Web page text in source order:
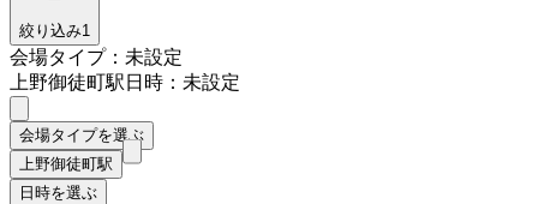
絞り込み1
会場タイプ：未設定
上野御徒町駅日時：未設定
会場タイプを選ぶ
上野御徒町駅
日時を選ぶ